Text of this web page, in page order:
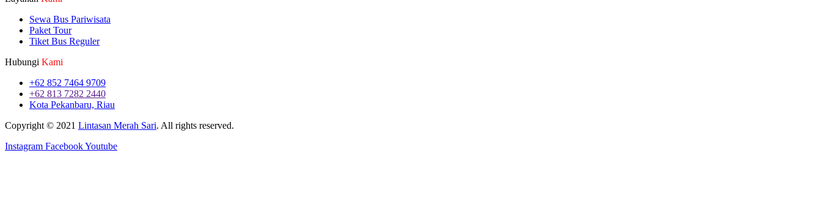
Sewa Bus Pariwisata
Paket Tour
Tiket Bus Reguler
Hubungi Kami
+62 852 7464 9709
+62 813 7282 2440
Kota Pekanbaru, Riau
Copyright © 2021 Lintasan Merah Sari. All rights reserved.
Instagram FacebookYoutube